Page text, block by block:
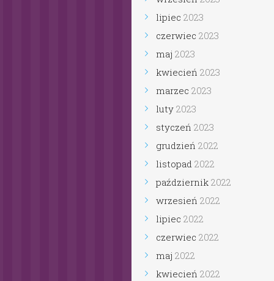
lipiec2023
czerwiec2023
maj2023
kwiecień2023
marzec2023
luty2023
styczeń2023
grudzień2022
listopad2022
październik2022
wrzesień2022
lipiec2022
czerwiec2022
maj2022
kwiecień2022